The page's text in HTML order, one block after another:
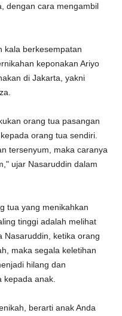
dengan cara mengambil
kala berkesempatan
keponakan Ariyo
di Jakarta, yakni
orang tua pasangan
orang tua sendiri.
tersenyum, maka caranya
ujar Nasaruddin dalam
tua yang menikahkan
tinggi adalah melihat
Nasaruddin, ketika orang
maka segala keletihan
hilang dan
anak.
berarti anak Anda